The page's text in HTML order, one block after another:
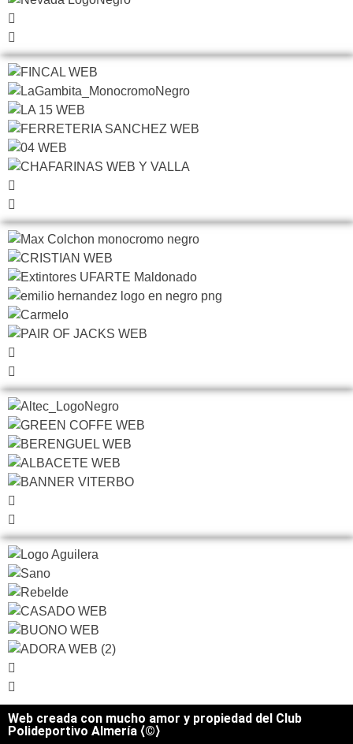
Web creada con mucho amor y propiedad del Club
Polideportivo Almería ⟨©⟩